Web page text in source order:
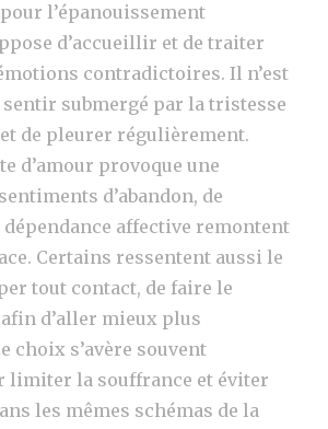
l’épanouissement
d’accueillir et de traiter
contradictoires. Il n’est
sentir submergé par la tristesse
de pleurer régulièrement.
d’amour provoque une
d’abandon, de
affective remontent
Certains ressentent aussi le
tout contact, de faire le
d’aller mieux plus
choix s’avère souvent
limiter la souffrance et éviter
les mêmes schémas de la